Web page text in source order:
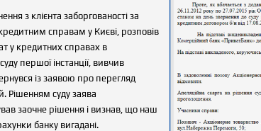
з клієнта заборгованості за
справам у Києві, розповів
у кредитних справах в
першої інстанції, вивчив
із заявою про перегляд
Рішенням суду заява
заочне рішення і визнав, що наш
банку вигадані.